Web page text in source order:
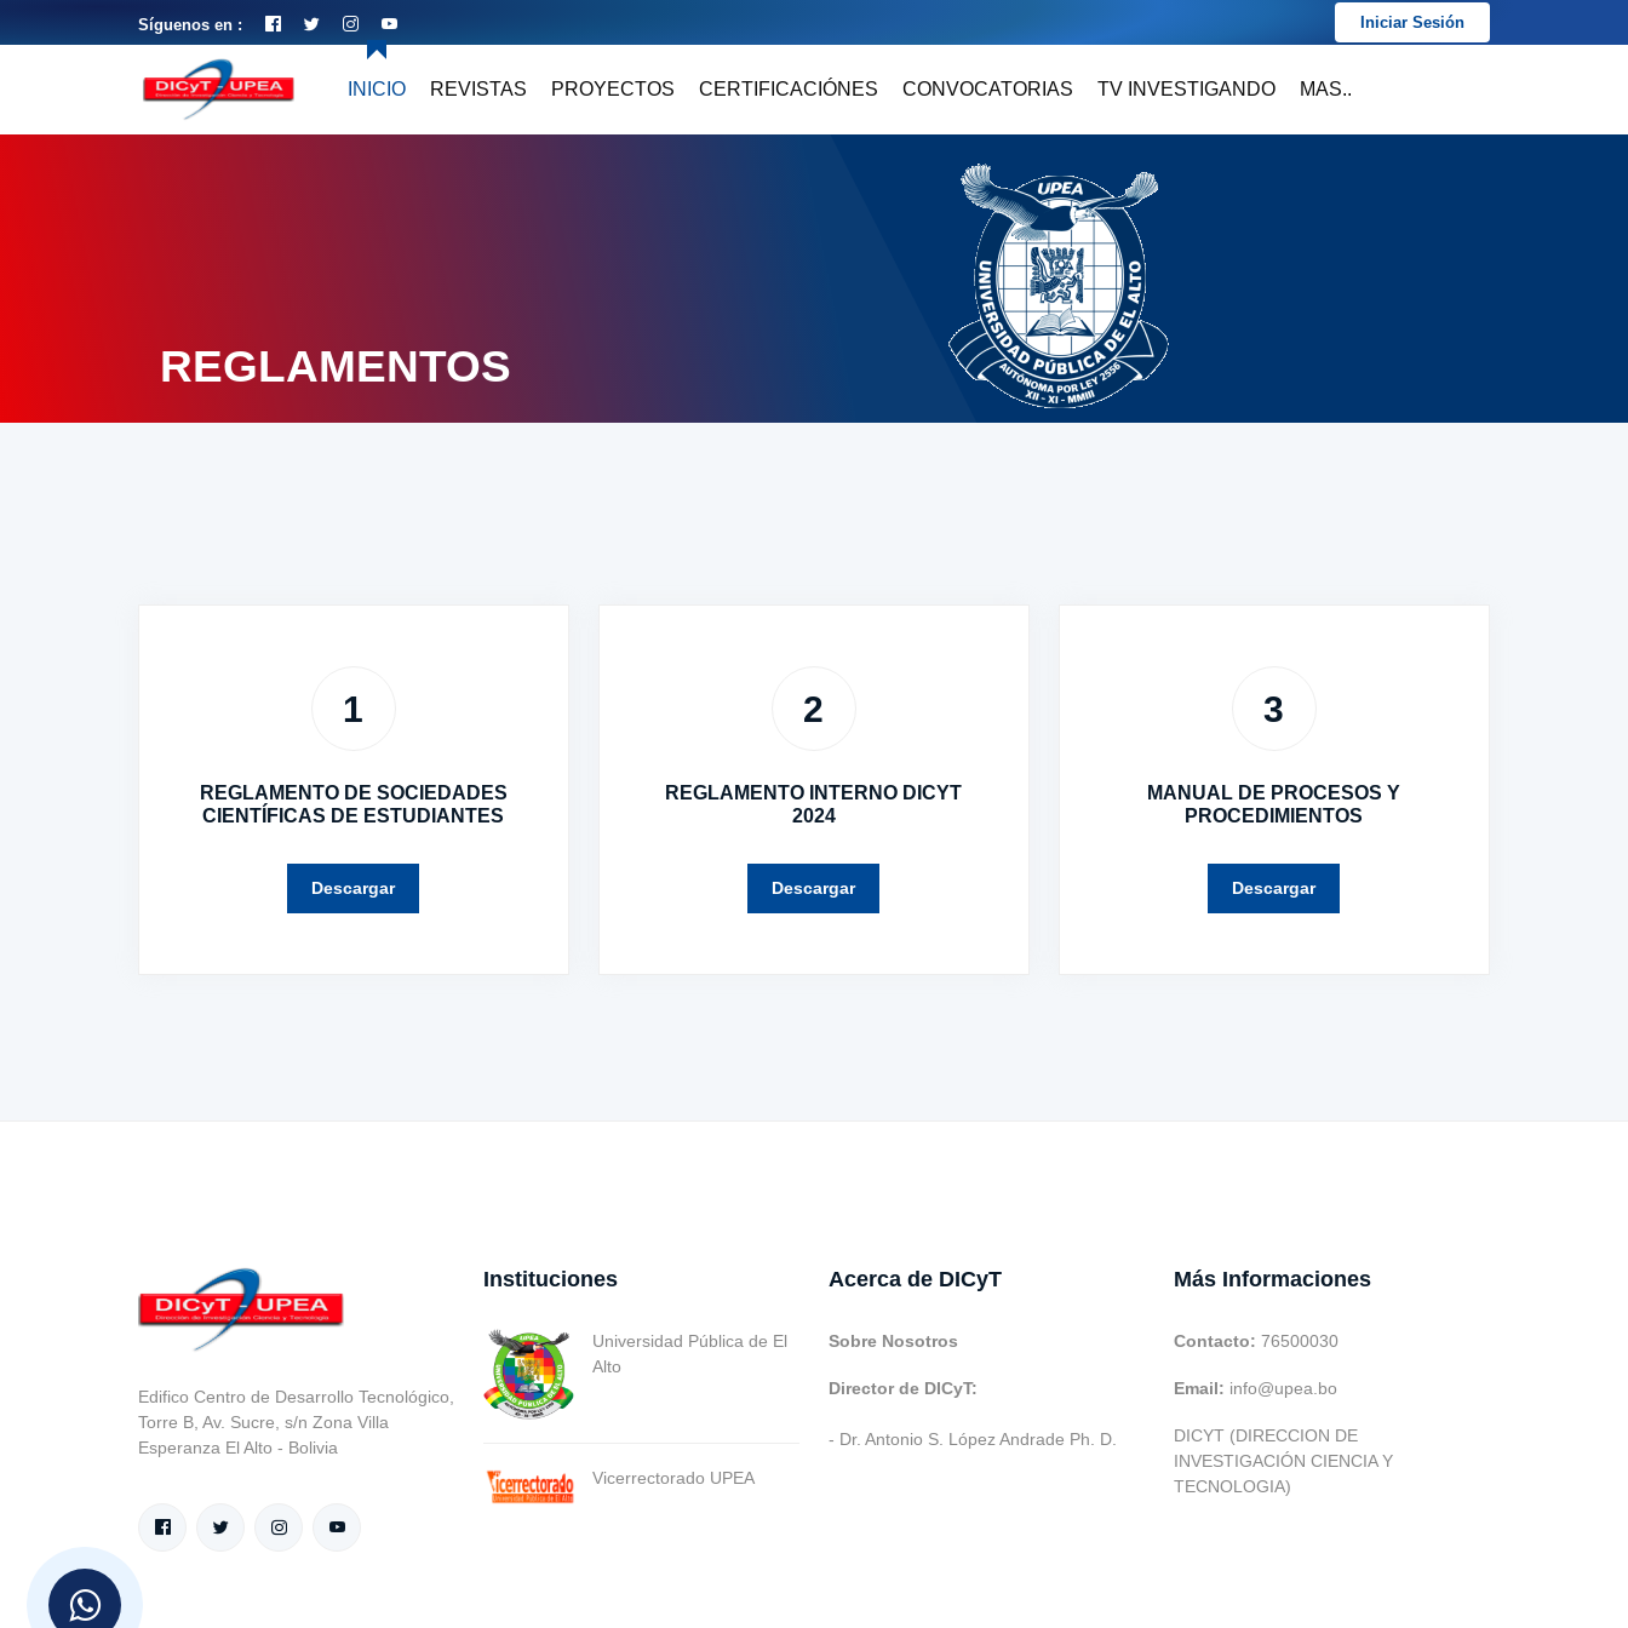
Síguenos en : Iniciar Sesión
INICIO REVISTAS PROYECTOS CERTIFICACIÓNES CONVOCATORIAS TV INVESTIGANDO MAS..
REGLAMENTOS
1
REGLAMENTO DE SOCIEDADES
CIENTÍFICAS DE ESTUDIANTES
Descargar
2
REGLAMENTO INTERNO DICYT
2024
Descargar
3
MANUAL DE PROCESOS Y
PROCEDIMIENTOS
Descargar
Edifico Centro de Desarrollo Tecnológico,
Torre B, Av. Sucre, s/n Zona Villa
Esperanza El Alto - Bolivia
Instituciones
Universidad Pública de El
Alto
Vicerrectorado UPEA
Acerca de DICyT
Sobre Nosotros
Director de DICyT:
- Dr. Antonio S. López Andrade Ph. D.
Más Informaciones
Contacto: 76500030
Email: info@upea.bo
DICYT (DIRECCION DE
INVESTIGACIÓN CIENCIA Y
TECNOLOGIA)